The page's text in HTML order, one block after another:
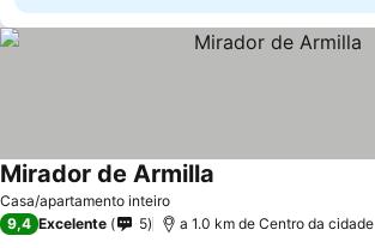
Casa/apartamento inteiro
Mirador de Armilla
9,4 Excelente 5 a 1.0 km de Centro da cidade